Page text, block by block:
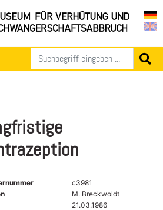
c3981
M. Breckwoldt
21.03.1986